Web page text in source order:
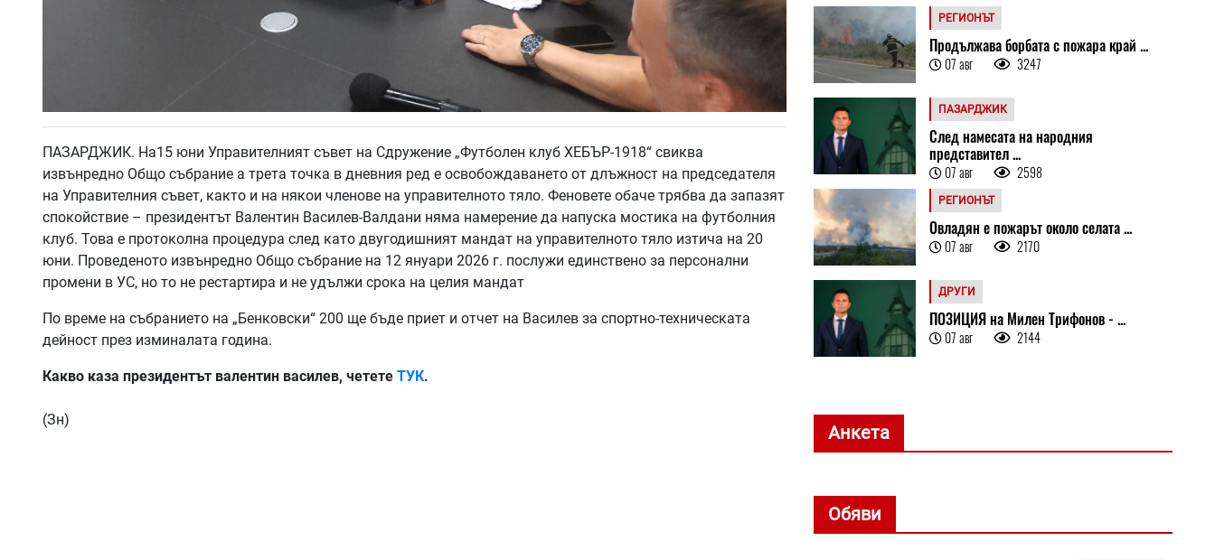
ПАЗАРДЖИК. На15 юни Управителният съвет на Сдружение „Футболен клуб ХЕБЪР-1918“ свиква
извънредно Общо събрание а трета точка в дневния ред е освобождаването от длъжност на председателя
на Управителния съвет, както и на някои членове на управителното тяло. Феновете обаче трябва да запазят
спокойствие – президентът Валентин Василев-Валдани няма намерение да напуска мостика на футболния
клуб. Това е протоколна процедура след като двугодишният мандат на управителното тяло изтича на 20
юни. Проведеното извънредно Общо събрание на 12 януари 2026 г. послужи единствено за персонални
промени в УС, но то не рестартира и не удължи срока на целия мандат
По време на събранието на „Бенковски“ 200 ще бъде приет и отчет на Василев за спортно-техническата
дейност през изминалата година.
Какво каза президентът валентин василев, четете ТУК.
(Зн)
РЕГИОНЪТ
Продължава борбата с пожара край ...
07 авг 3247
ПАЗАРДЖИК
След намесата на народния
представител ...
07 авг 2598
РЕГИОНЪТ
Овладян е пожарът около селата ...
07 авг 2170
ДРУГИ
ПОЗИЦИЯ на Милен Трифонов - ...
07 авг 2144
Анкета
Обяви